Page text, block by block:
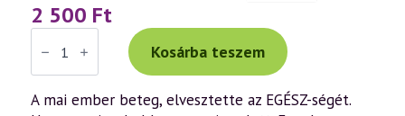
2 500 Ft
Váradi
Tibor:
János
evangéliuma
a
szellemtudomány
Kosárba teszem
A mai ember beteg, elvesztette az EGÉSZ-ségét.